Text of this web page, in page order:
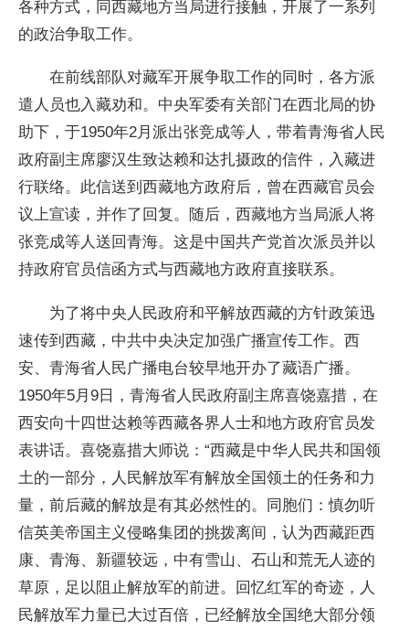
各种方式，同西藏地方当局进行接触，开展了一系列
的政治争取工作。
在前线部队对藏军开展争取工作的同时，各方派
遣人员也入藏劝和。中央军委有关部门在西北局的协
助下，于1950年2月派出张竞成等人，带着青海省人民
政府副主席廖汉生致达赖和达扎摄政的信件，入藏进
行联络。此信送到西藏地方政府后，曾在西藏官员会
议上宣读，并作了回复。随后，西藏地方当局派人将
张竞成等人送回青海。这是中国共产党首次派员并以
持政府官员信函方式与西藏地方政府直接联系。
为了将中央人民政府和平解放西藏的方针政策迅
速传到西藏，中共中央决定加强广播宣传工作。西
安、青海省人民广播电台较早地开办了藏语广播。
1950年5月9日，青海省人民政府副主席喜饶嘉措，在
西安向十四世达赖等西藏各界人士和地方政府官员发
表讲话。喜饶嘉措大师说：“西藏是中华人民共和国领
土的一部分，人民解放军有解放全国领土的任务和力
量，前后藏的解放是有其必然性的。同胞们：慎勿听
信英美帝国主义侵略集团的挑拨离间，认为西藏距西
康、青海、新疆较远，中有雪山、石山和荒无人迹的
草原，足以阻止解放军的前进。回忆红军的奇迹，人
民解放军力量已大过百倍，已经解放全国绝大部分领